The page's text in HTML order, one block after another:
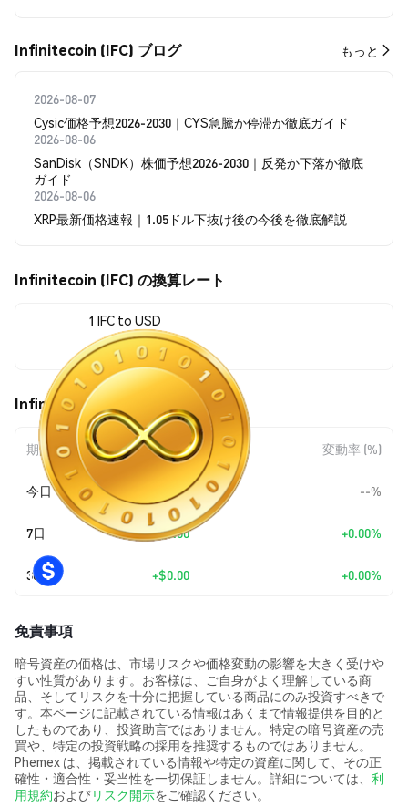
Infinitecoin (IFC) ブログ もっと
2026-08-07
Cysic価格予想2026-2030｜CYS急騰か停滞か徹底ガイド
2026-08-06
SanDisk（SNDK）株価予想2026-2030｜反発か下落か徹底
ガイド
2026-08-06
XRP最新価格速報｜1.05ドル下抜け後の今後を徹底解説
Infinitecoin (IFC) の換算レート
1 IFC to USD
$0.00000281
Infinitecoin (IFC) の価格変動
期間 金額変動 変動率 (%)
今日 --%
7日 +$0.00 +0.00%
30日 +$0.00 +0.00%
免責事項
暗号資産の価格は、市場リスクや価格変動の影響を大きく受けや
すい性質があります。お客様は、ご自身がよく理解している商
品、そしてリスクを十分に把握している商品にのみ投資すべきで
す。本ページに記載されている情報はあくまで情報提供を目的と
したものであり、投資助言ではありません。特定の暗号資産の売
買や、特定の投資戦略の採用を推奨するものではありません。
Phemex は、掲載されている情報や特定の資産に関して、その正
確性・適合性・妥当性を一切保証しません。詳細については、 利
用規約およびリスク開示をご確認ください。